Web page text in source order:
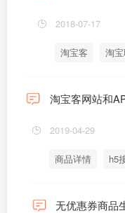
2018-07-17
淘宝客 淘
淘宝客网站和
2019-04-29
商品详情 h5
无优惠券商品